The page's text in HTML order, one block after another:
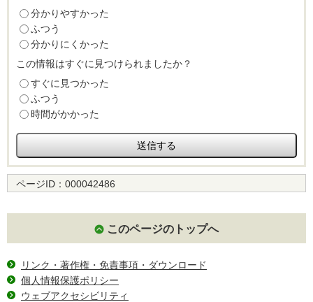
分かりやすかった
ふつう
分かりにくかった
この情報はすぐに見つけられましたか？
すぐに見つかった
ふつう
時間がかかった
ページID： 000042486
このページのトップへ
リンク・著作権・免責事項・ダウンロード
個人情報保護ポリシー
ウェブアクセシビリティ